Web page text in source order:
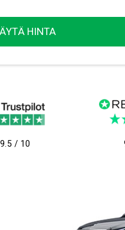
HINTA
9.5 / 10